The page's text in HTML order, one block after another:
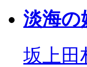
淡海の
坂上田